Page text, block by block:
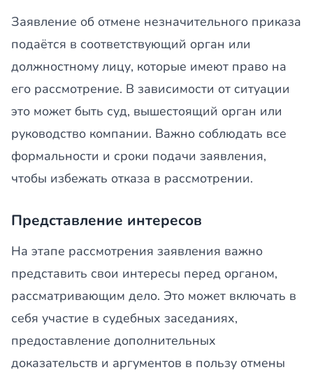
Заявление об отмене незначительного приказа
подаётся в соответствующий орган или
должностному лицу, которые имеют право на
его рассмотрение. В зависимости от ситуации
это может быть суд, вышестоящий орган или
руководство компании. Важно соблюдать все
формальности и сроки подачи заявления,
чтобы избежать отказа в рассмотрении.
Представление интересов
На этапе рассмотрения заявления важно
представить свои интересы перед органом,
рассматривающим дело. Это может включать в
себя участие в судебных заседаниях,
предоставление дополнительных
доказательств и аргументов в пользу отмены